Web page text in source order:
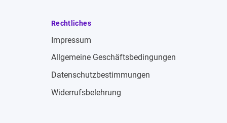
Rechtliches
Impressum
Allgemeine Geschäftsbedingungen
Datenschutzbestimmungen
Widerrufsbelehrung